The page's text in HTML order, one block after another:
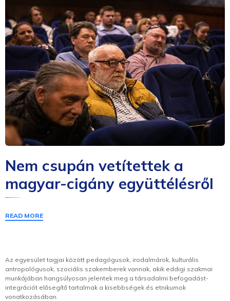
Nem csupán vetítettek a
magyar-cigány együttélésről
READ MORE
Az egyesület tagjai között pedagógusok, irodalmárok, kulturális
antropológusok, szociális szakemberek vannak, akik eddigi szakmai
munkájában hangsúlyosan jelentek meg a társadalmi befogadást-
integrációt elősegítő tartalmak a kisebbségek és etnikumok
vonatkozásában.